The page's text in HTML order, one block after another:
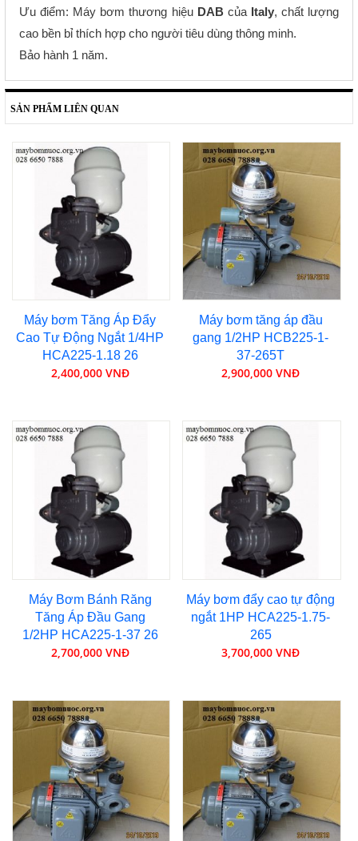
Ưu điểm: Máy bơm thương hiệu DABcủa Italy, chất lượng
cao bền bỉ thích hợp cho người tiêu dùng thông minh.
Bảo hành 1 năm.
SẢN PHẨM LIÊN QUAN
Máy bơm Tăng Áp Đẩy
Cao Tự Động Ngắt 1/4HP
HCA225-1.18 26
2,400,000 VNĐ
Máy bơm tăng áp đầu
gang 1/2HP HCB225-1-
37-265T
2,900,000 VNĐ
Máy Bơm Bánh Răng
Tăng Áp Đầu Gang
1/2HP HCA225-1-37 26
2,700,000 VNĐ
Máy bơm đẩy cao tự động
ngắt 1HP HCA225-1.75-
265
3,700,000 VNĐ